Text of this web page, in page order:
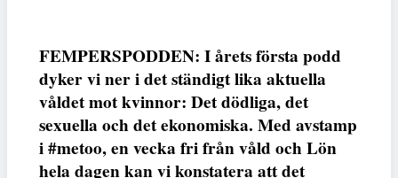
FEMPERSPODDEN: I årets första podd
dyker vi ner i det ständigt lika aktuella
våldet mot kvinnor: Det dödliga, det
sexuella och det ekonomiska. Med avstamp
i #metoo, en vecka fri från våld och Lön
hela dagen kan vi konstatera att det